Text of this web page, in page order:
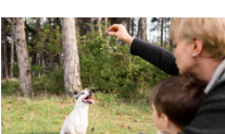
и актуально в любой сезон